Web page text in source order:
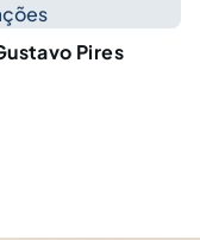
Pires